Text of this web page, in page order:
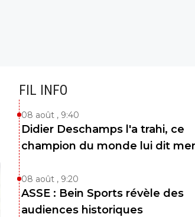
FIL INFO
08 août , 9:40
Didier Deschamps l'a trahi, ce
champion du monde lui dit
08 août , 9:20
ASSE : Bein Sports révèle des
audiences historiques